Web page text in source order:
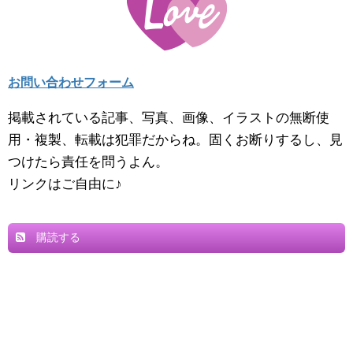
お問い合わせフォーム
掲載されている記事、写真、画像、イラストの無断使
用・複製、転載は犯罪だからね。固くお断りするし、見
つけたら責任を問うよん。
リンクはご自由に♪
購読する